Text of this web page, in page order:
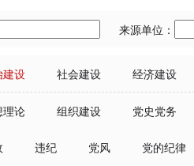
来源单位：
建设 社会建设 经济建设
理论 组织建设 党史党务
违纪 党风
党的纪律